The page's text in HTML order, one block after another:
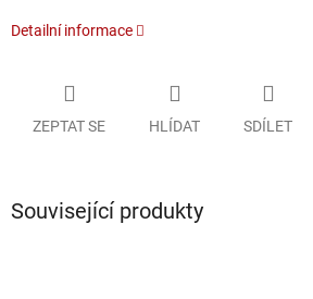
Detailní informace
ZEPTAT SE HLÍDAT SDÍLET
Související produkty